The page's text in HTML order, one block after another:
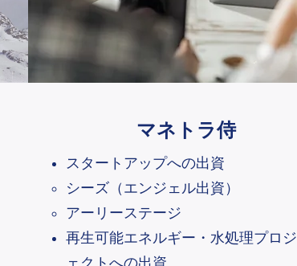
マネトラ侍
スタートアップへの出資
シーズ（エンジェル出資）
アーリーステージ
再生可能エネルギー・水処理プロジ
ェクトへの出資